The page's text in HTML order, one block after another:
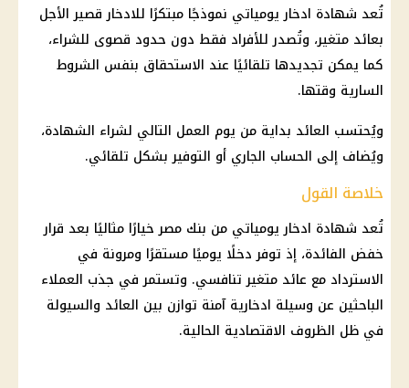
تُعد شهادة ادخار يومياتي نموذجًا مبتكرًا للادخار قصير الأجل
بعائد متغير، وتُصدر للأفراد فقط دون حدود قصوى للشراء،
كما يمكن تجديدها تلقائيًا عند الاستحقاق بنفس الشروط
السارية وقتها.
ويُحتسب العائد بداية من يوم العمل التالي لشراء الشهادة،
ويُضاف إلى الحساب الجاري أو التوفير بشكل تلقائي.
خلاصة القول
تُعد شهادة ادخار يومياتي من بنك مصر خيارًا مثاليًا بعد قرار
خفض الفائدة، إذ توفر دخلًا يوميًا مستقرًا ومرونة في
الاسترداد مع عائد متغير تنافسي. وتستمر في جذب العملاء
الباحثين عن وسيلة ادخارية آمنة توازن بين العائد والسيولة
في ظل الظروف الاقتصادية الحالية.